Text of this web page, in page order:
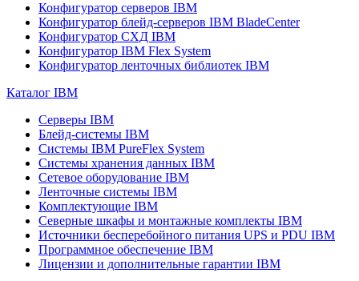
Конфигуратор серверов IBM
Конфигуратор блейд-серверов IBM BladeCenter
Конфигуратор СХД IBM
Конфигуратор IBM Flex System
Конфигуратор ленточных библиотек IBM
Каталог IBM
Серверы IBM
Блейд-системы IBM
Системы IBM PureFlex System
Системы хранения данных IBM
Сетевое оборудование IBM
Ленточные системы IBM
Комплектующие IBM
Северные шкафы и монтажные комплекты IBM
Источники бесперебойного питания UPS и PDU IBM
Программное обеспечение IBM
Лицензии и дополнительные гарантии IBM